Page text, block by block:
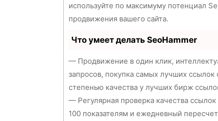
используйте по максимуму потенциал
продвижения вашего сайта.
Что умеет делать SeoHammer
— Продвижение в один клик,
запросов, покупка самых лучших ссылок
степенью качества у лучших бирж
— Регулярная проверка качества
100 показателям и ежедневный